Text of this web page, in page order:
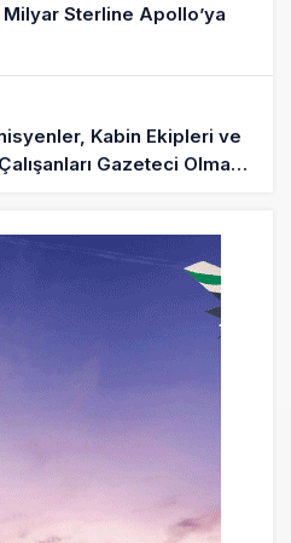
Sterline Apollo’ya
Kabin Ekipleri ve
Gazeteci Olmaya
Dubai’ye iki FAM Trip
Rus Turist İçin Yeni
bilançosunu açıkladı: